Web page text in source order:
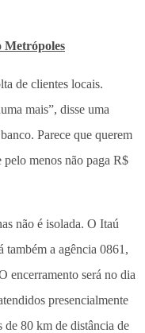
Metrópoles
de clientes locais.
mais”, disse uma
Parece que querem
menos não paga R$
não é isolada. O Itaú
a agência 0861,
encerramento será no dia
presencialmente
de 80 km de distância de